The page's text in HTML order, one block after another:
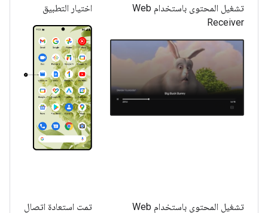
اختيار التطبيق
تشغيل المحتوى باستخدام Web
Receiver
تمت استعادة اتصال
تشغيل المحتوى باستخدام Web